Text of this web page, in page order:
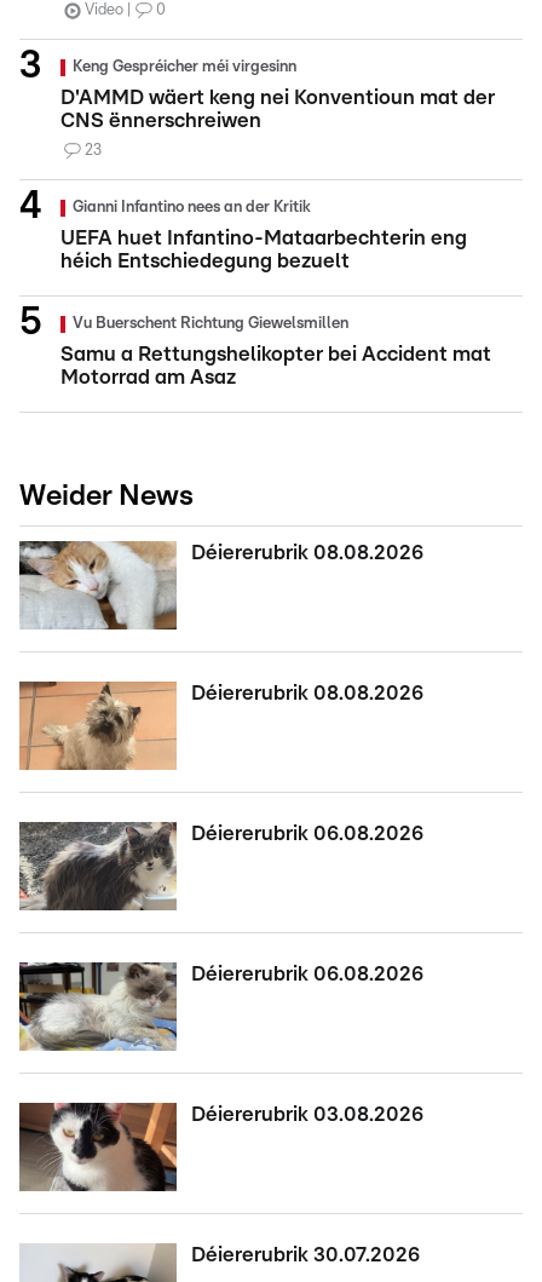
Video 0
Keng Gespréicher méi virgesinn
D'AMMD wäert keng nei Konventioun mat der
CNS ënnerschreiwen
23
Gianni Infantino nees an der Kritik
UEFA huet Infantino-Mataarbechterin eng
héich Entschiedegung bezuelt
Vu Buerschent Richtung Giewelsmillen
Samu a Rettungshelikopter bei Accident mat
Motorrad am Asaz
Weider News
Déiererubrik 08.08.2026
Déiererubrik 08.08.2026
Déiererubrik 06.08.2026
Déiererubrik 06.08.2026
Déiererubrik 03.08.2026
Déiererubrik 30.07.2026